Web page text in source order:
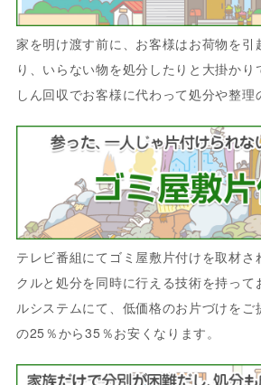
家を明け渡す前に、お客様はお荷物を引
り、いらない物を処分したりと大掛か
しん回収でお客様に代わって処分や整理
テレビ番組にてゴミ屋敷片付けを取材さ
クルと処分を同時に行える技術を持って
ルシステムにて、低価格のお片づけを
の25％から35％お安くなります。